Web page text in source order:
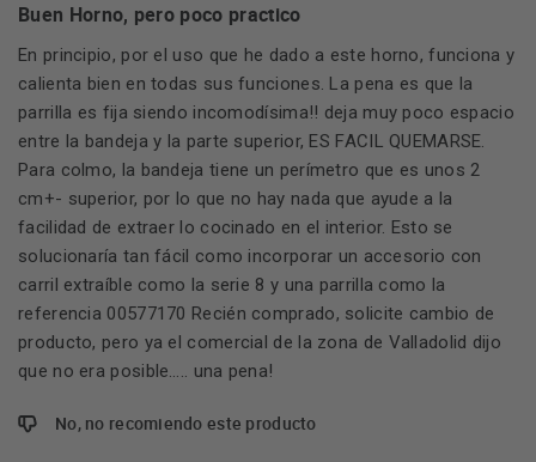
Buen Horno, pero poco practico
En principio, por el uso que he dado a este horno, funciona y
calienta bien en todas sus funciones. La pena es que la
parrilla es fija siendo incomodísima!! deja muy poco espacio
entre la bandeja y la parte superior, ES FACIL QUEMARSE.
Para colmo, la bandeja tiene un perímetro que es unos 2
cm+- superior, por lo que no hay nada que ayude a la
facilidad de extraer lo cocinado en el interior. Esto se
solucionaría tan fácil como incorporar un accesorio con
carril extraíble como la serie 8 y una parrilla como la
referencia 00577170 Recién comprado, solicite cambio de
producto, pero ya el comercial de la zona de Valladolid dijo
que no era posible….. una pena!
No, no recomiendo este producto